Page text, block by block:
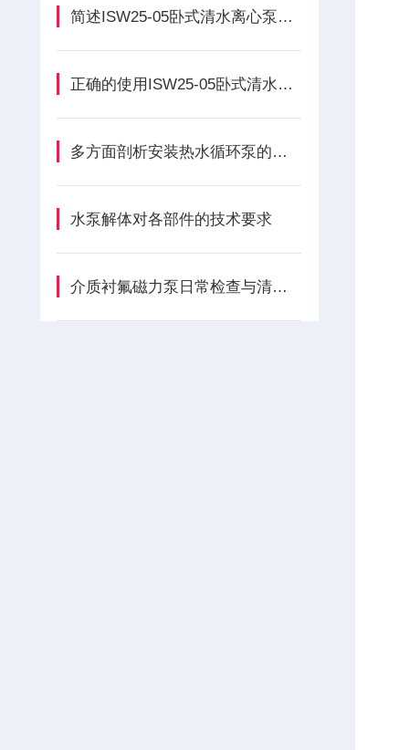
简述ISW25-05卧式清水离心泵的维护保养方法
正确的使用ISW25-05卧式清水离心泵能保证其正常运行
多方面剖析安装热水循环泵的利弊
水泵解体对各部件的技术要求
介质衬氟磁力泵日常检查与清洁的具体步骤及注意事项